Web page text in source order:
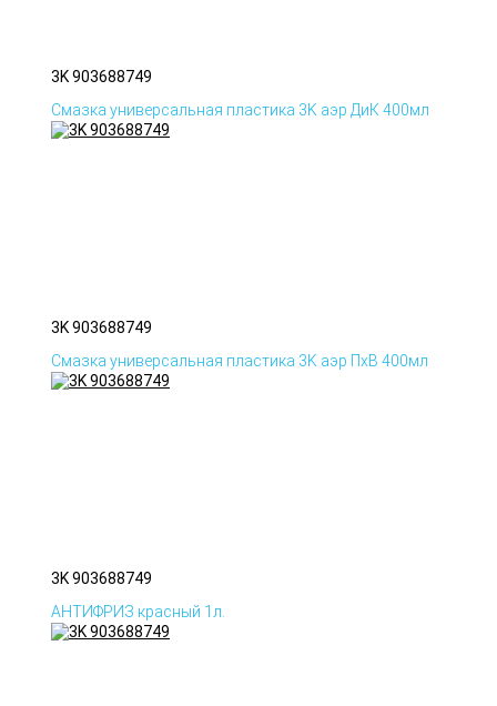
3K 903688749
Смазка универсальная пластика 3K аэр ДиК 400мл
3K 903688749
Смазка универсальная пластика 3K аэр ПхВ 400мл
3K 903688749
АНТИФРИЗ красный 1л.